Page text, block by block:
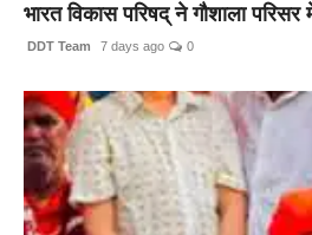
भारत विकास परिषद् ने गौशाला
DDT Team 7 days ago 0